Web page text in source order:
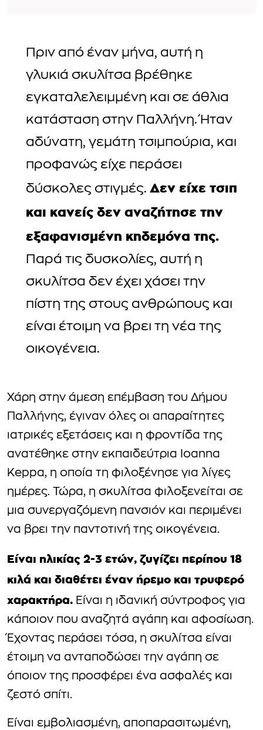
Πριν από έναν μήνα, αυτή η
γλυκιά σκυλίτσα βρέθηκε
εγκαταλελειμμένη και σε άθλια
κατάσταση στην Παλλήνη. Ήταν
αδύνατη, γεμάτη τσιμπούρια, και
προφανώς είχε περάσει
δύσκολες στιγμές. Δεν είχε τσιπ
και κανείς δεν αναζήτησε την
εξαφανισμένη κηδεμόνα της.
Παρά τις δυσκολίες, αυτή η
σκυλίτσα δεν έχει χάσει την
πίστη της στους ανθρώπους και
είναι έτοιμη να βρει τη νέα της
οικογένεια.
Χάρη στην άμεση επέμβαση του Δήμου
Παλλήνης, έγιναν όλες οι απαραίτητες
ιατρικές εξετάσεις και η φροντίδα της
ανατέθηκε στην εκπαιδεύτρια Ioanna
Keppa, η οποία τη φιλοξένησε για λίγες
ημέρες. Τώρα, η σκυλίτσα φιλοξενείται σε
μια συνεργαζόμενη πανσιόν και περιμένει
να βρει την παντοτινή της οικογένεια.
Είναι ηλικίας 2-3 ετών, ζυγίζει περίπου 18
κιλά και διαθέτει έναν ήρεμο και τρυφερό
χαρακτήρα. Είναι η ιδανική σύντροφος για
κάποιον που αναζητά αγάπη και αφοσίωση.
Έχοντας περάσει τόσα, η σκυλίτσα είναι
έτοιμη να ανταποδώσει την αγάπη σε
όποιον της προσφέρει ένα ασφαλές και
ζεστό σπίτι.
Είναι εμβολιασμένη, αποπαρασιτωμένη,